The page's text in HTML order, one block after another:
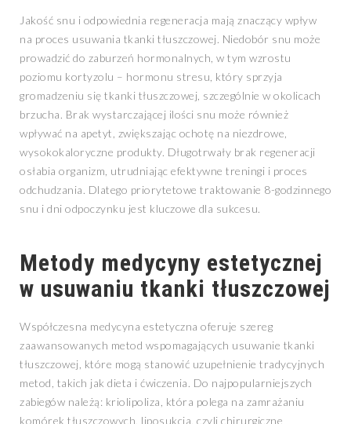
Jakość snu i odpowiednia regeneracja mają znaczący wpływ
na proces usuwania tkanki tłuszczowej. Niedobór snu może
prowadzić do zaburzeń hormonalnych, w tym wzrostu
poziomu kortyzolu – hormonu stresu, który sprzyja
gromadzeniu się tkanki tłuszczowej, szczególnie w okolicach
brzucha. Brak wystarczającej ilości snu może również
wpływać na apetyt, zwiększając ochotę na niezdrowe,
wysokokaloryczne produkty. Długotrwały brak regeneracji
osłabia organizm, utrudniając efektywne treningi i proces
odchudzania. Dlatego priorytetowe traktowanie 8-godzinnego
snu i dni odpoczynku jest kluczowe dla sukcesu.
Metody medycyny estetycznej
w usuwaniu tkanki tłuszczowej
Współczesna medycyna estetyczna oferuje szereg
zaawansowanych metod wspomagających usuwanie tkanki
tłuszczowej, które mogą stanowić uzupełnienie tradycyjnych
metod, takich jak dieta i ćwiczenia. Do najpopularniejszych
zabiegów należą: kriolipoliza, która polega na zamrażaniu
komórek tłuszczowych, liposukcja, czyli chirurgiczne